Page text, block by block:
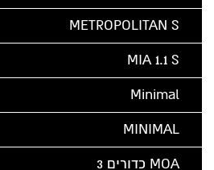
METROPOLITAN S
MIA 1.1 S
Minimal
MINIMAL
MOA כדורים 3